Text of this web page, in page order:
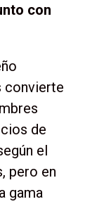
con
convierte
de
el
pero en
gama